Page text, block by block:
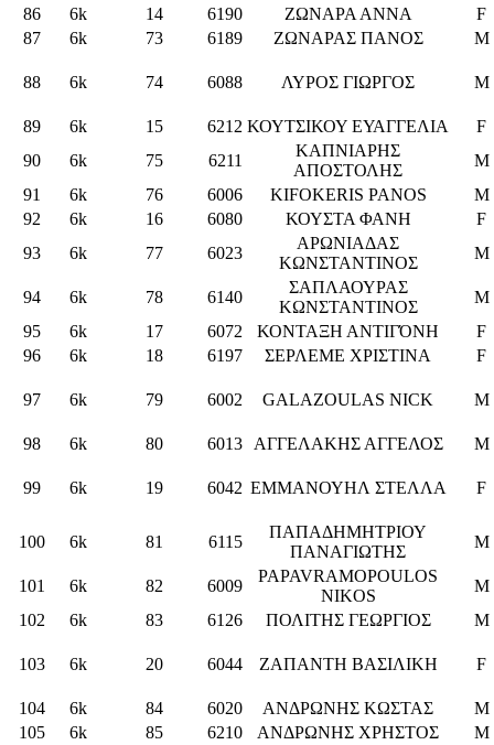
86
6k 14 6190 ΖΩΝΑΡΑ ΑΝΝΑ
F
87
6k 73 6189 ΖΩΝΑΡΑΣ ΠΑΝΟΣ M
88 6k 74 6088 ΛΥΡΟΣ ΓΙΩΡΓΟΣ M
89 6k 15 6212 ΚΟΥΤΣΙΚΟΥ ΕΥΑΓΓΕΛΙΑ
F
90
6k 75 6211
ΚΑΠΝΙΑΡΗΣ
ΑΠΟΣΤΟΛΗΣ
M
91
6k 76 6006 KIFOKERIS PANOS
M
92
6k 16 6080 ΚΟΥΣΤΑ ΦΑΝΗ
F
93
6k 77 6023
ΑΡΩΝΙΑΔΑΣ
ΚΩΝΣΤΑΝΤΙΝΟΣ
M
94 6k 78 6140
ΣΑΠΛΑΟΥΡΑΣ
ΚΩΝΣΤΑΝΤΙΝΟΣ
M
95
6k 17 6072 ΚΟΝΤΑΞΗ ΑΝΤΙΓΌΝΗ
F
96
6k 18 6197 ΣΕΡΛΕΜΕ ΧΡΙΣΤΙΝΑ F
97 6k 79 6002 GALAZOULAS NICK M
98 6k 80 6013 ΑΓΓΕΛΑΚΗΣ ΑΓΓΕΛΟΣ M
99 6k 19 6042 ΕΜΜΑΝΟΥΗΛ ΣΤΕΛΛΑ F
100 6k 81 6115
ΠΑΠΑΔΗΜΗΤΡΙΟΥ
ΠΑΝΑΓΙΩΤΗΣ
M
101 6k 82 6009
PAPAVRAMOPOULOS
NIKOS
M
102
6k 83 6126 ΠΟΛΙΤΗΣ ΓΕΩΡΓΙΟΣ M
103 6k 20 6044 ΖΑΠΑΝΤΗ ΒΑΣΙΛΙΚΗ F
104 6k 84 6020 ΑΝΔΡΩΝΗΣ ΚΩΣΤΑΣ
M
105
6k 85 6210 ΑΝΔΡΩΝΗΣ ΧΡΗΣΤΟΣ
M